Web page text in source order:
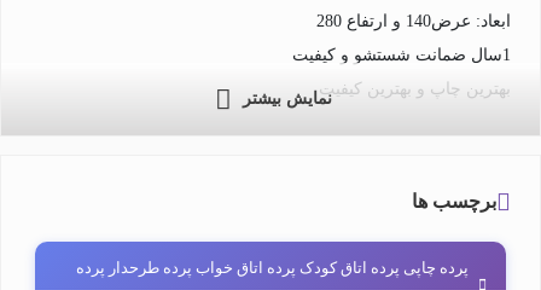
ابعاد: عرض140 و ارتفاع 280
1سال ضمانت شستشو و کیفیت
بهترین چاپ و بهترین کیفیت
نمایش بیشتر
برچسب ها
پرده چاپی پرده اتاق کودک پرده اتاق خواب پرده طرحدار پرده